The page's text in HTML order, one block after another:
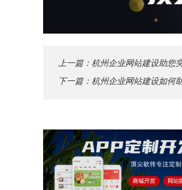
上一篇： 杭州企业网站建设助您
下一篇： 杭州企业网站建设如何